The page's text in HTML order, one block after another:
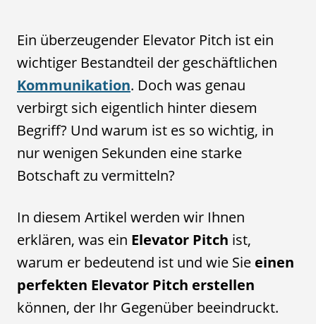
Ein überzeugender Elevator Pitch ist ein
wichtiger Bestandteil der geschäftlichen
Kommunikation. Doch was genau
verbirgt sich eigentlich hinter diesem
Begriff? Und warum ist es so wichtig, in
nur wenigen Sekunden eine starke
Botschaft zu vermitteln?
In diesem Artikel werden wir Ihnen
erklären, was ein Elevator Pitch ist,
warum er bedeutend ist und wie Sie einen
perfekten Elevator Pitch erstellen
können, der Ihr Gegenüber beeindruckt.